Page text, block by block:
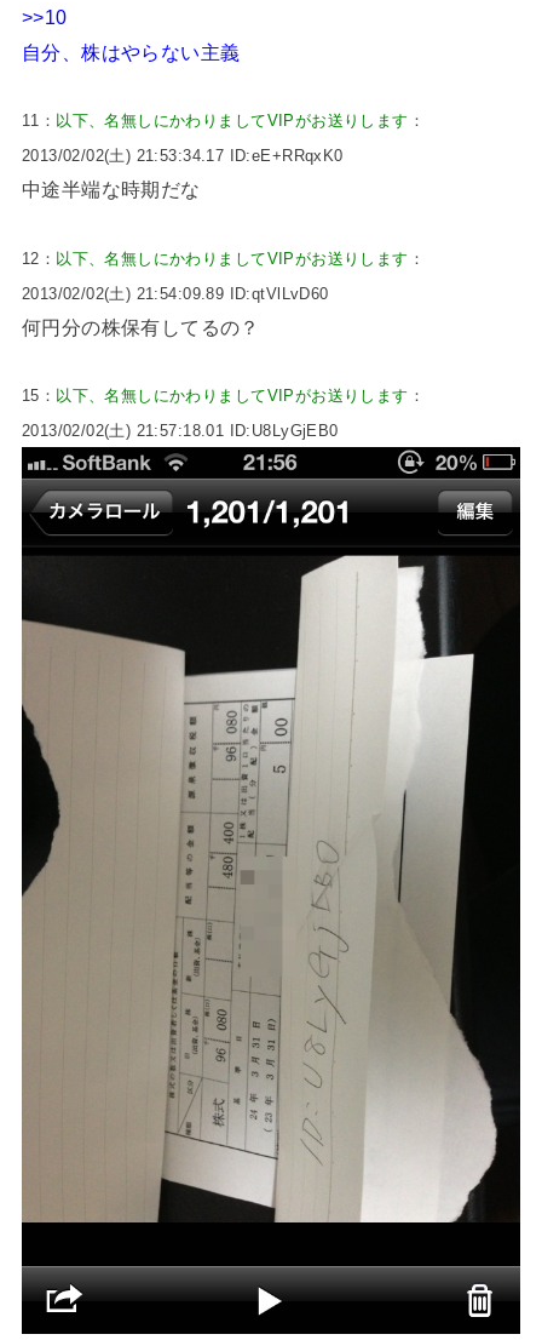
>>10
自分、株はやらない主義
11： 以下、名無しにかわりましてVIPがお送りします ：
2013/02/02(土) 21:53:34.17 ID:eE+RRqxK0
中途半端な時期だな
12： 以下、名無しにかわりましてVIPがお送りします ：
2013/02/02(土) 21:54:09.89 ID:qtVlLvD60
何円分の株保有してるの？
15： 以下、名無しにかわりましてVIPがお送りします ：
2013/02/02(土) 21:57:18.01 ID:U8LyGjEB0